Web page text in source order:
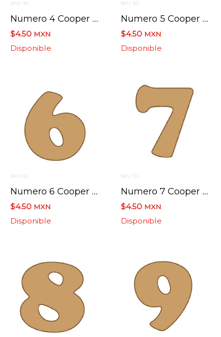
SKU: 4C
Numero 4 Cooper Mini 4 X 6 Cms.
$4.50 MXN
Disponible
SKU: 5C
Numero 5 Cooper Mini 4 X 6 Cms.
$4.50 MXN
Disponible
SKU: 6C
Numero 6 Cooper Mini 4 X 6 Cms.
$4.50 MXN
Disponible
SKU: 7C
Numero 7 Cooper Mini 4 X 6 Cms.
$4.50 MXN
Disponible